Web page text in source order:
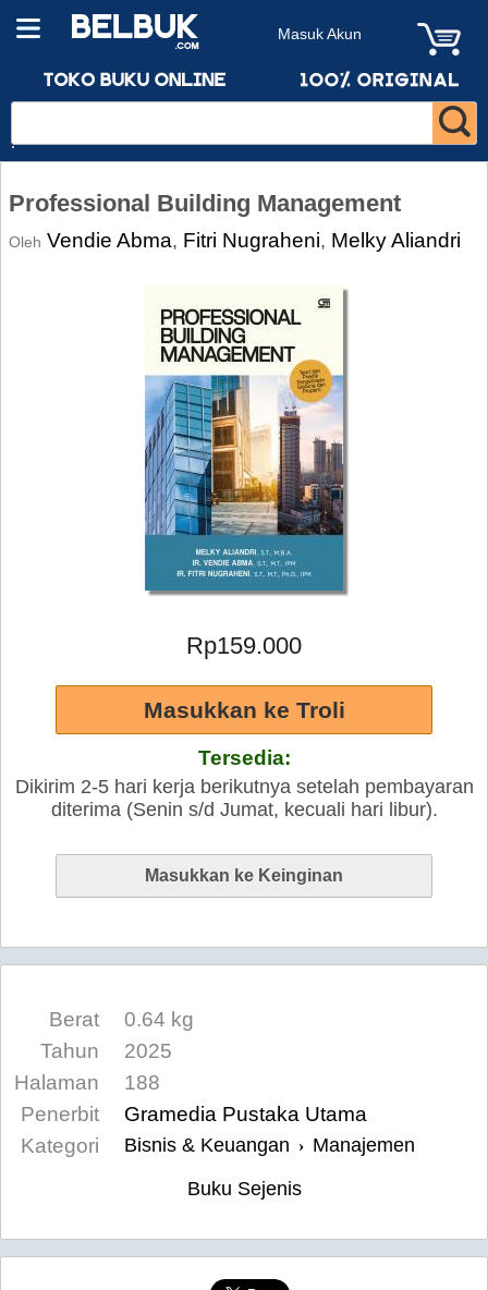
Masuk Akun
Professional Building Management
Oleh Vendie Abma, Fitri Nugraheni, Melky Aliandri
Rp159.000
Tersedia:
Dikirim 2-5 hari kerja berikutnya setelah pembayaran
diterima (Senin s/d Jumat, kecuali hari libur).
Berat
0.64 kg
Tahun
2025
Halaman
188
Penerbit
Gramedia Pustaka Utama
Kategori
Bisnis & Keuangan › Manajemen
Buku Sejenis